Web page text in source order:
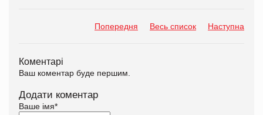
Попередня Весь список Наступна
Коментарі
Ваш коментар буде першим.
Додати коментар
Ваше імя*